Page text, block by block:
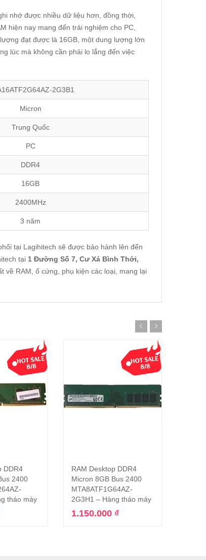
nhớ được nhiều dữ liệu hơn, đồng thời,
hiện nay mang đến trải nghiệm cho PC,
đạt được là 16GB, một dung lượng lớn
lúc mà không cần phải lo lắng đến việc
2G3B1
Micron
Trung Quốc
PC
DDR4
16GB
2400MHz
3 năm
tại Lagihitech sẽ được bảo hành lên đến
tại 1 Đường Số 7, Cư Xá Bình Thới,
về RAM, ổ cứng, phụ kiện các loại, mang lại
giỏ hàng
DDR4
2400
tháo máy
Thêm vào giỏ hàng
RAM Desktop DDR4
Micron 8GB Bus 2400
MTA8ATF1G64AZ-
2G3H1 – Hàng tháo máy
1.150.000 ₫